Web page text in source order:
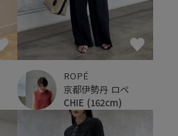
ROPÉ
京都伊勢丹 ロペ
CHIE (162cm)